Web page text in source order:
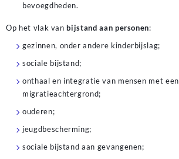
bevoegdheden.
Op het vlak vanbijstand aan personen:
gezinnen, onder andere kinderbijslag;
sociale bijstand;
onthaal en integratie van mensen met een
migratieachtergrond;
ouderen;
jeugdbescherming;
sociale bijstand aan gevangenen;